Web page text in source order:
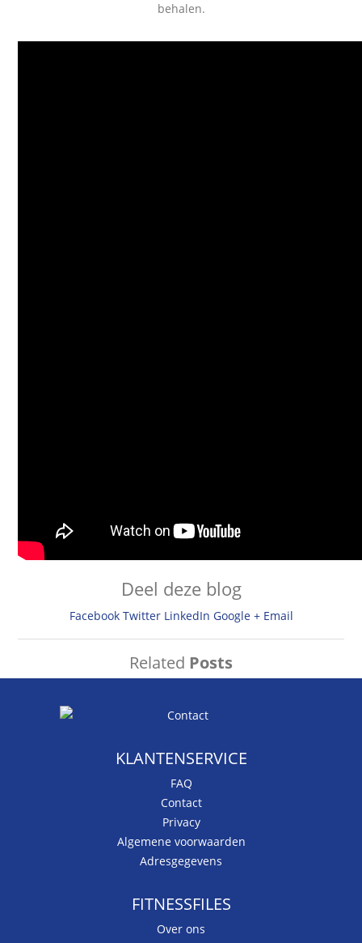
behalen.
Deel deze blog
Facebook Twitter LinkedIn Google + Email
Related Posts
KLANTENSERVICE
FAQ
Contact
Privacy
Algemene voorwaarden
Adresgegevens
FITNESSFILES
Over ons